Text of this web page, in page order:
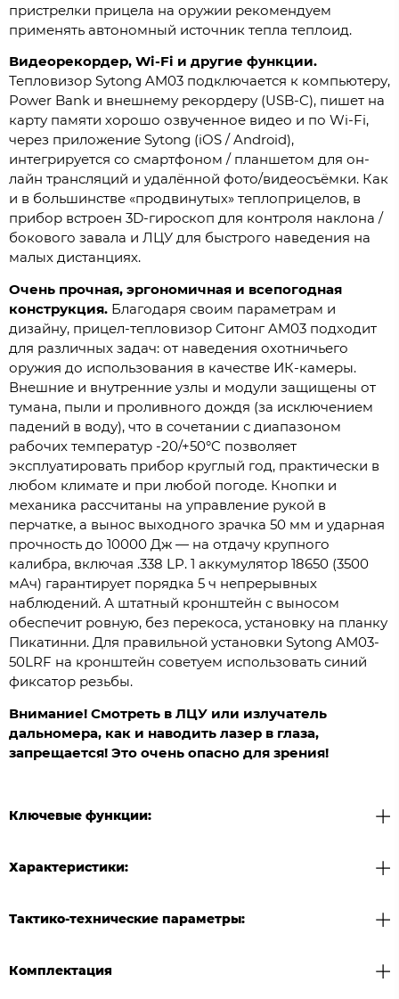
пристрелки прицела на оружии рекомендуем
применять автономный источник тепла теплоид.
Видеорекордер, Wi-Fi и другие функции.
Тепловизор Sytong AM03 подключается к компьютеру,
Power Bank и внешнему рекордеру (USB-C), пишет на
карту памяти хорошо озвученное видео и по Wi-Fi,
через приложение Sytong (iOS / Android),
интегрируется со смартфоном / планшетом для он-
лайн трансляций и удалённой фото/видеосъёмки. Как
и в большинстве «продвинутых» теплоприцелов, в
прибор встроен 3D-гироскоп для контроля наклона /
бокового завала и ЛЦУ для быстрого наведения на
малых дистанциях.
Очень прочная, эргономичная и всепогодная
конструкция. Благодаря своим параметрам и
дизайну, прицел-тепловизор Ситонг AM03 подходит
для различных задач: от наведения охотничьего
оружия до использования в качестве ИК-камеры.
Внешние и внутренние узлы и модули защищены от
тумана, пыли и проливного дождя (за исключением
падений в воду), что в сочетании с диапазоном
рабочих температур -20/+50°C позволяет
эксплуатировать прибор круглый год, практически в
любом климате и при любой погоде. Кнопки и
механика рассчитаны на управление рукой в
перчатке, а вынос выходного зрачка 50 мм и ударная
прочность до 10000 Дж — на отдачу крупного
калибра, включая .338 LP. 1 аккумулятор 18650 (3500
мАч) гарантирует порядка 5 ч непрерывных
наблюдений. А штатный кронштейн с выносом
обеспечит ровную, без перекоса, установку на планку
Пикатинни. Для правильной установки Sytong AM03-
50LRF на кронштейн советуем использовать синий
фиксатор резьбы.
Внимание! Смотреть в ЛЦУ или излучатель
дальномера, как и наводить лазер в глаза,
запрещается! Это очень опасно для зрения!
Ключевые функции:
Характеристики:
Тактико-технические параметры:
Комплектация